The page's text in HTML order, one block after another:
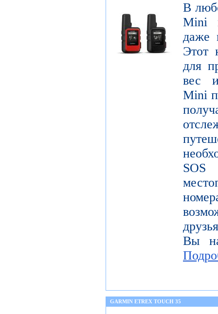
В
Mini
даже
Этот
для
вес
Mini
Вы
GARMIN ETREX TOUCH 35